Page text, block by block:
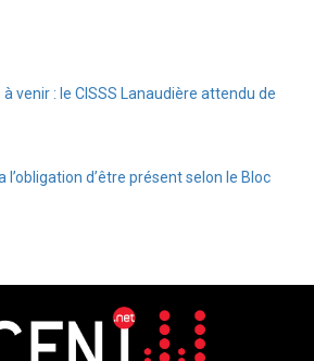
venir : le CISSS Lanaudière attendu de
l’obligation d’être présent selon le Bloc